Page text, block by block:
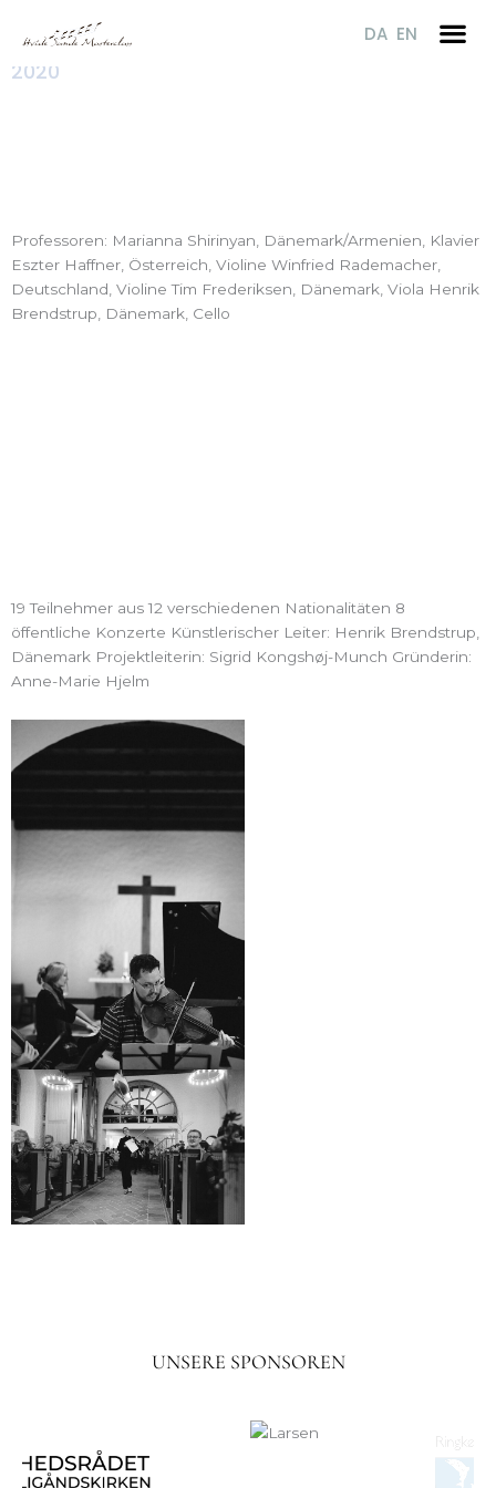
Inhalt
DA EN
Hvide Sande Masterclass
2020
Professoren: Marianna Shirinyan, Dänemark/Armenien, Klavier
Eszter Haffner, Österreich, Violine Winfried Rademacher,
Deutschland, Violine Tim Frederiksen, Dänemark, Viola Henrik
Brendstrup, Dänemark, Cello
19 Teilnehmer aus 12 verschiedenen Nationalitäten 8
öffentliche Konzerte Künstlerischer Leiter: Henrik Brendstrup,
Dänemark Projektleiterin: Sigrid Kongshøj-Munch Gründerin:
Anne-Marie Hjelm
UNSERE SPONSOREN